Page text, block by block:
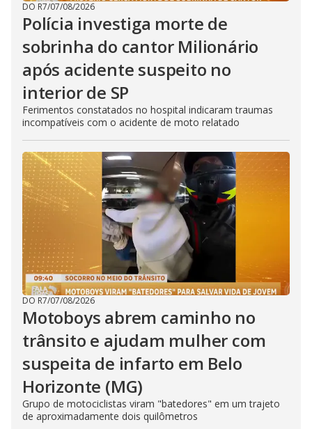
DO R7/07/08/2026
Polícia investiga morte de
sobrinha do cantor Milionário
após acidente suspeito no
interior de SP
Ferimentos constatados no hospital indicaram traumas
incompatíveis com o acidente de moto relatado
DO R7/07/08/2026
Motoboys abrem caminho no
trânsito e ajudam mulher com
suspeita de infarto em Belo
Horizonte (MG)
Grupo de motociclistas viram "batedores" em um trajeto
de aproximadamente dois quilômetros